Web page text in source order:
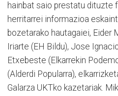
hainbat saio prestatu dituzte
herritarrei informazioa
bozetarako hautagaiei, Eider
Iriarte (EH Bildu), Jose
Etxebeste (Elkarrekin
(Alderdi Popularra),
Galarza UKTko kazetariak.